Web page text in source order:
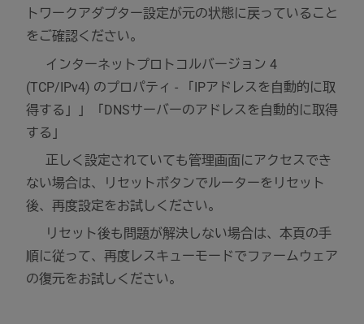
トワークアダプター設定が元の状態に戻っていること
をご確認ください。
インターネットプロトコルバージョン 4
(TCP/IPv4) のプロパティ - 「IPアドレスを自動的に取
得する」」「DNSサーバーのアドレスを自動的に取得
する」
正しく設定されていても管理画面にアクセスでき
ない場合は、リセットボタンでルーターをリセット
後、再度設定をお試しください。
リセット後も問題が解決しない場合は、本頁の手
順に従って、再度レスキューモードでファームウェア
の復元をお試しください。